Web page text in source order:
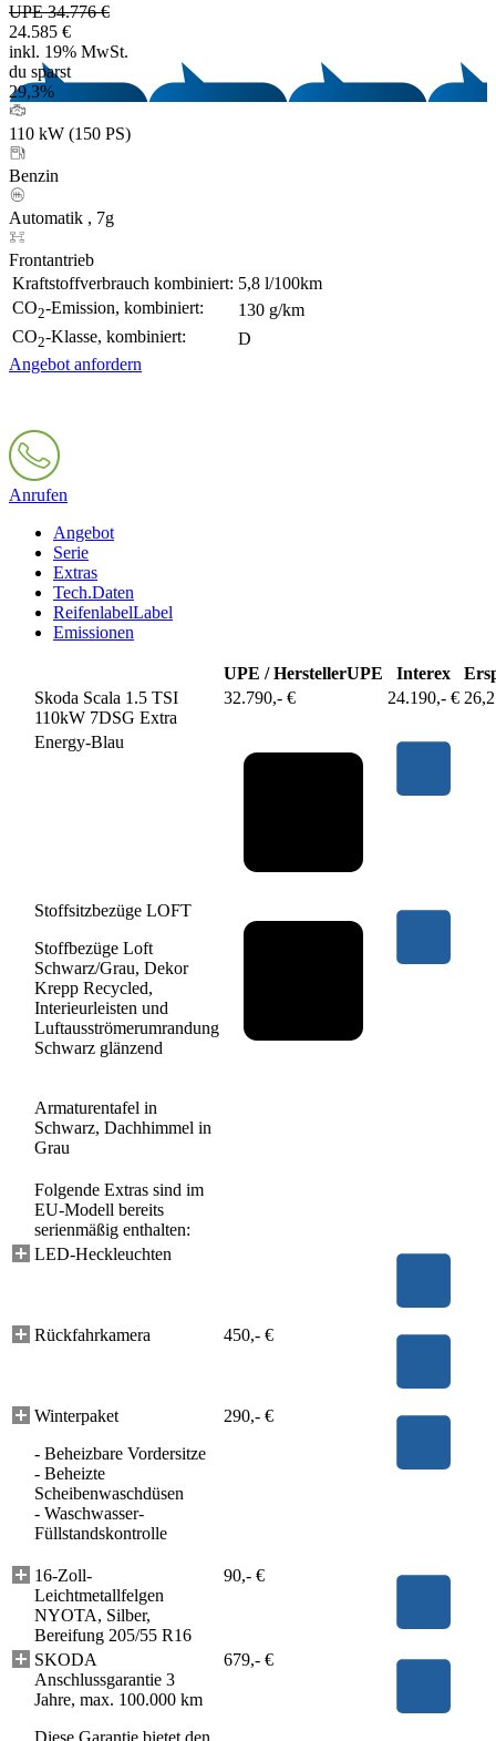
UPE 34.776 €
24.585 €
inkl. 19% MwSt.
du sparst
29,3%
110 kW (150 PS)
Benzin
Automatik , 7g
Frontantrieb
Kraftstoffverbrauch kombiniert: 5,8 l/100km
CO2-Emission, kombiniert:
130 g/km
CO2-Klasse, kombiniert:
D
Angebot anfordern
Anrufen
Angebot
Serie
Extras
Tech.Daten
ReifenlabelLabel
Emissionen
UPE / HerstellerUPE Interex
Skoda Scala 1.5 TSI
110kW 7DSG Extra
32.790,- € 24.190,- €
Energy-Blau
Stoffsitzbezüge LOFT
Stoffbezüge Loft
Schwarz/Grau, Dekor
Krepp Recycled,
Interieurleisten und
Luftausströmerumrandung
Schwarz glänzend
Armaturentafel in
Schwarz, Dachhimmel in
Grau
Folgende Extras sind im
EU-Modell bereits
serienmäßig enthalten:
LED-Heckleuchten
Rückfahrkamera 450,- €
Winterpaket
- Beheizbare Vordersitze
- Beheizte
Scheibenwaschdüsen
- Waschwasser-
Füllstandskontrolle
290,- €
16-Zoll-
Leichtmetallfelgen
NYOTA, Silber,
Bereifung 205/55 R16
90,- €
SKODA
Anschlussgarantie 3
Jahre, max. 100.000 km
Diese Garantie bietet den
679,- €